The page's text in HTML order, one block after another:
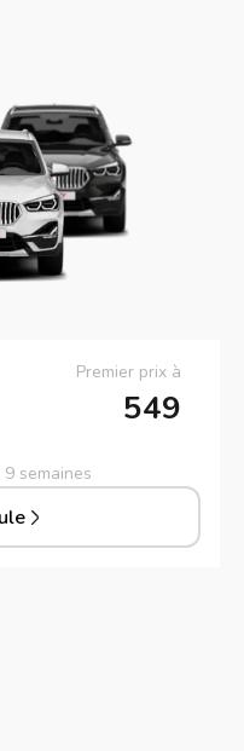
Premier prix à
549
semaines